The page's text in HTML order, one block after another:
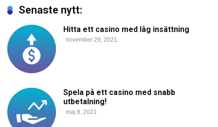
Senaste nytt:
Hitta ett casino med låg insättning
november 29, 2021
Spela på ett casino med snabb
utbetalning!
maj 8, 2021